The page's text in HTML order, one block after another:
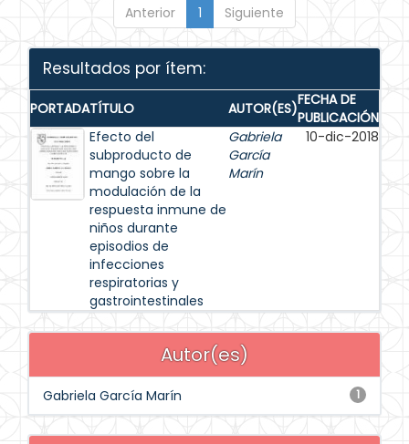
Anterior 1 Siguiente
Resultados por ítem:
PORTADATÍTULO AUTOR(ES)FECHA DE
PUBLICACIÓN
Efecto del
subproducto de
mango sobre la
modulación de la
respuesta inmune de
niños durante
episodios de
infecciones
respiratorias y
gastrointestinales
Gabriela
García
Marín
10-dic-2018
Autor(es)
1
Gabriela García Marín